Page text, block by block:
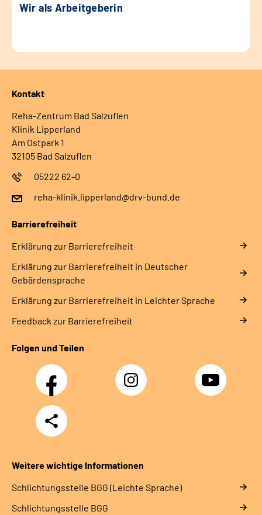
Wir als Arbeitgeberin
Kontakt
Reha-Zentrum Bad Salzuflen
Klinik Lipperland
Am Ostpark 1
32105 Bad Salzuflen
05222 62-0
reha-klinik.lipperland@drv-bund.de
Barrierefreiheit
Erklärung zur Barrierefreiheit
Erklärung zur Barrierefreiheit in Deutscher
Gebärdensprache
Erklärung zur Barrierefreiheit in Leichter Sprache
Feedback zur Barrierefreiheit
Folgen und Teilen
Facebook Instagram YouTube
Teilen
Weitere wichtige Informationen
Schlich­tungs­stel­le BGG (Leichte Sprache)
Schlich­tungs­stel­le BGG